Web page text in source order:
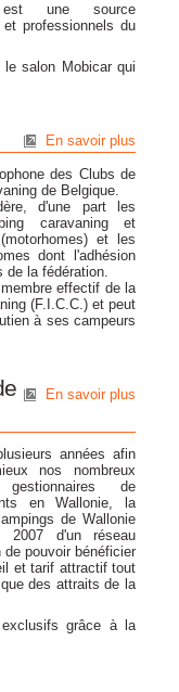
une source
professionnels du
le salon Mobicar qui
En savoir plus
des Clubs de
de Belgique.
d'une part les
caravaning et
et les
dont l'adhésion
de la fédération.
effectif de la
(F.I.C.C.) et peut
à ses campeurs
En savoir plus
années afin
nos nombreux
de
en Wallonie, la
de Wallonie
2007 d'un réseau
pouvoir bénéficier
et tarif attractif tout
des attraits de la
exclusifs grâce à la